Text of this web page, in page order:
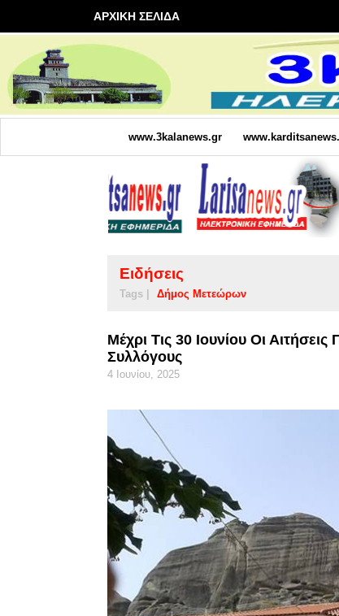
ΑΡΧΙΚΗ ΣΕΛΙΔΑ
www.3kalanews.gr
Ειδήσεις
Tags | Δήμος Μετεώρων
Μέχρι Τις 30 Ιουνίου Οι
Συλλόγους
4 Ιουνίου, 2025